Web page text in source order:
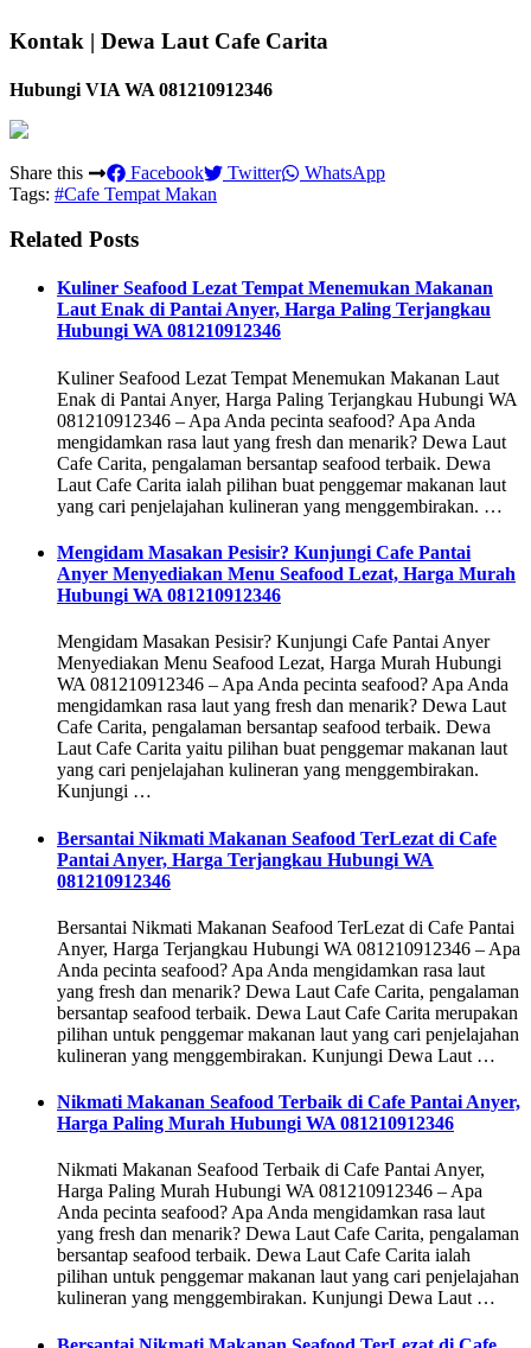
Kontak | Dewa Laut Cafe Carita
Hubungi VIA WA 081210912346
Share this Facebook Twitter
WhatsApp
Tags: #Cafe Tempat Makan
Related Posts
Kuliner Seafood Lezat Tempat Menemukan Makanan
Laut Enak di Pantai Anyer, Harga Paling Terjangkau
Hubungi WA 081210912346
Kuliner Seafood Lezat Tempat Menemukan Makanan Laut
Enak di Pantai Anyer, Harga Paling Terjangkau Hubungi WA
081210912346 – Apa Anda pecinta seafood? Apa Anda
mengidamkan rasa laut yang fresh dan menarik? Dewa Laut
Cafe Carita, pengalaman bersantap seafood terbaik. Dewa
Laut Cafe Carita ialah pilihan buat penggemar makanan laut
yang cari penjelajahan kulineran yang menggembirakan. …
Mengidam Masakan Pesisir? Kunjungi Cafe Pantai
Anyer Menyediakan Menu Seafood Lezat, Harga Murah
Hubungi WA 081210912346
Mengidam Masakan Pesisir? Kunjungi Cafe Pantai Anyer
Menyediakan Menu Seafood Lezat, Harga Murah Hubungi
WA 081210912346 – Apa Anda pecinta seafood? Apa Anda
mengidamkan rasa laut yang fresh dan menarik? Dewa Laut
Cafe Carita, pengalaman bersantap seafood terbaik. Dewa
Laut Cafe Carita yaitu pilihan buat penggemar makanan laut
yang cari penjelajahan kulineran yang menggembirakan.
Kunjungi …
Bersantai Nikmati Makanan Seafood TerLezat di Cafe
Pantai Anyer, Harga Terjangkau Hubungi WA
081210912346
Bersantai Nikmati Makanan Seafood TerLezat di Cafe Pantai
Anyer, Harga Terjangkau Hubungi WA 081210912346 – Apa
Anda pecinta seafood? Apa Anda mengidamkan rasa laut
yang fresh dan menarik? Dewa Laut Cafe Carita, pengalaman
bersantap seafood terbaik. Dewa Laut Cafe Carita merupakan
pilihan untuk penggemar makanan laut yang cari penjelajahan
kulineran yang menggembirakan. Kunjungi Dewa Laut …
Nikmati Makanan Seafood Terbaik di Cafe Pantai Anyer,
Harga Paling Murah Hubungi WA 081210912346
Nikmati Makanan Seafood Terbaik di Cafe Pantai Anyer,
Harga Paling Murah Hubungi WA 081210912346 – Apa
Anda pecinta seafood? Apa Anda mengidamkan rasa laut
yang fresh dan menarik? Dewa Laut Cafe Carita, pengalaman
bersantap seafood terbaik. Dewa Laut Cafe Carita ialah
pilihan untuk penggemar makanan laut yang cari penjelajahan
kulineran yang menggembirakan. Kunjungi Dewa Laut …